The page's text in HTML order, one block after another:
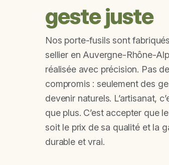
geste juste
Nos porte-fusils sont
sellier en Auvergne-Rhône-
réalisée avec précision. Pas
compromis : seulement des
devenir naturels. L’artisanat,
que plus. C’est accepter que
soit le prix de sa qualité et la
durable et vrai.